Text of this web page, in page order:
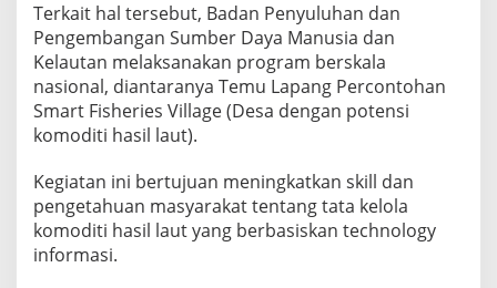
M
A
T
F
i
s
e
r
i
e
Terkait hal tersebut, Badan Penyuluhan dan
Pengembangan Sumber Daya Manusia dan
Kelautan melaksanakan program berskala
nasional, diantaranya Temu Lapang Percontohan
Smart Fisheries Village (Desa dengan potensi
komoditi hasil laut).
Kegiatan ini bertujuan meningkatkan skill dan
pengetahuan masyarakat tentang tata kelola
komoditi hasil laut yang berbasiskan technology
informasi.